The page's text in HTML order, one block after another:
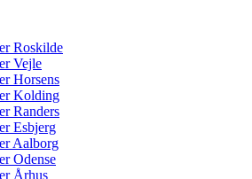
Roskilde
Vejle
Horsens
Kolding
Randers
Esbjerg
Aalborg
Odense
Århus